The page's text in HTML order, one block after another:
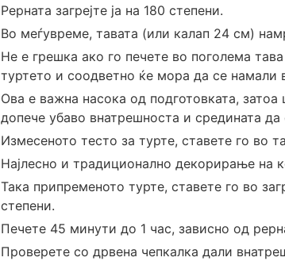
Рерната загрејте ја на 180 степени.
Во меѓувреме, тавата (или калап 24 см)
Не е грешка ако го печете во поголема
туртето и соодветно ќе мора да се намали
Ова е важна насока од подготовката,
допече убаво внатрешноста и средината
Измесеното тесто за турте, ставете го во
Најлесно и традиционално декорирање на
Така припременото турте, ставете го во
степени.
Печете 45 минути до 1 час, зависно од
Проверете со дрвена чепкалка дали